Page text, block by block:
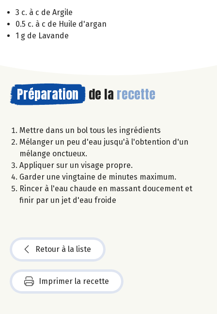
3 c. à c de Argile
0.5 c. à c de Huile d'argan
1 g de Lavande
Préparation de la recette
Mettre dans un bol tous les ingrédients
Mélanger un peu d'eau jusqu'à l'obtention d'un
mélange onctueux.
Appliquer sur un visage propre.
Garder une vingtaine de minutes maximum.
Rincer à l'eau chaude en massant doucement et
finir par un jet d'eau froide
Retour à la liste
Imprimer la recette